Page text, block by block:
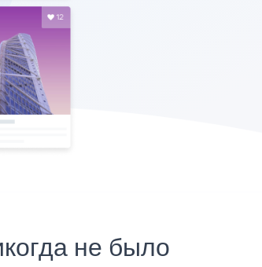
не было